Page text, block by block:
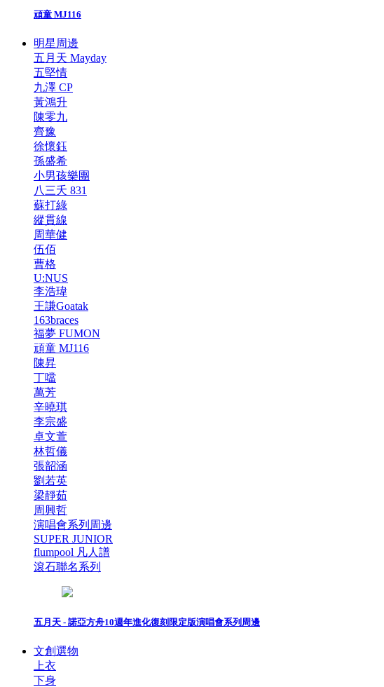
頑童 MJ116
明星周邊
五月天 Mayday
五堅情
九澤 CP
黃鴻升
陳零九
齊豫
徐懷鈺
孫盛希
小男孩樂團
八三夭 831
蘇打綠
縱貫線
周華健
伍佰
曹格
U:NUS
李浩瑋
王謙Goatak
163braces
福夢 FUMON
頑童 MJ116
陳昇
丁噹
萬芳
辛曉琪
李宗盛
卓文萱
林哲儀
張韶涵
劉若英
梁靜茹
周興哲
演唱會系列周邊
SUPER JUNIOR
flumpool 凡人譜
滾石聯名系列
五月天 - 諾亞方舟10週年進化復刻限定版演唱會系列周邊
文創選物
上衣
下身